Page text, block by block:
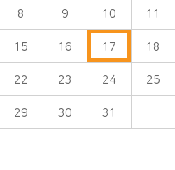
8 9 10 11
15 16 17 18
22 23 24 25
29 30 31